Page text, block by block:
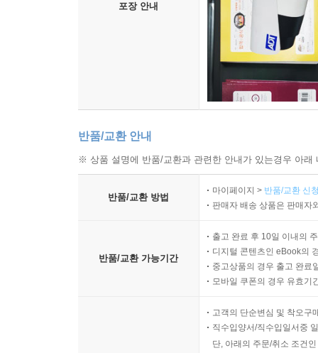
포장 안내
반품/교환 안내
※ 상품 설명에 반품/교환과 관련한 안내가 있는경우 아
반품/교환 방법
마이페이지 > 반품/교환 신
판매자 배송 상품은 판매자
반품/교환 가능기간
출고 완료 후 10일 이내의
디지털 콘텐츠인 eBook의
중고상품의 경우 출고 완료
모바일 쿠폰의 경우 유효기
고객의 단순변심 및 착오구
직수입양서/직수입일서중
단, 아래의 주문/취소 조건